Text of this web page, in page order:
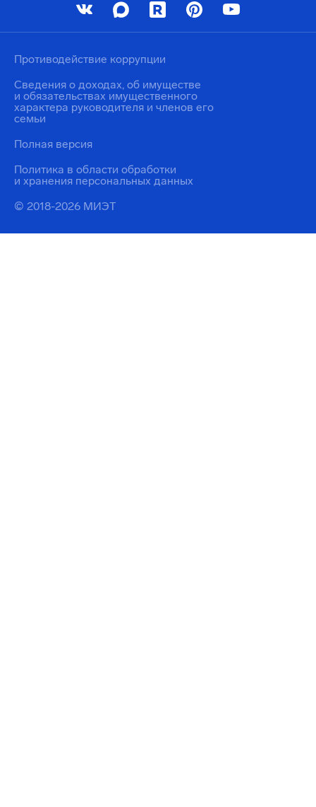
© 2018-2026 МИЭТ
Политика в области обработки
и хранения персональных данных
Противодействие коррупции
Сведения о доходах, об имуществе
и обязательствах имущественного
характера руководителя и членов его
семьи
Полная версия